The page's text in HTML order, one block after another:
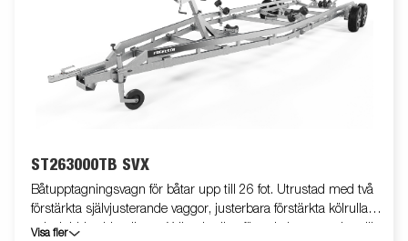
ST263000TB SVX
Båtupptagningsvagn för båtar upp till 26 fot. Utrustad med två
förstärkta självjusterande vaggor, justerbara förstärkta kölrullar
och dubbla sidorullar av X-line-kvalitet för enkel anpassning till
Visa fler